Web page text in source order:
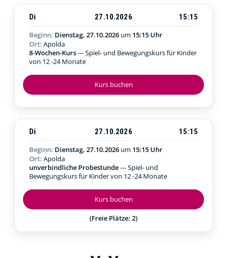
Kurs buchen
Di 27.10.2026
15:15
Beginn: Dienstag, 27.10.2026 um 15:15 Uhr
Ort: Apolda
8-Wochen-Kurs--- Spiel- und Bewegungskurs für Kinder
von 12 -24 Monate
Kurs buchen
(Freie Plätze: 2)
Di 27.10.2026
15:15
Beginn: Dienstag, 27.10.2026 um 15:15 Uhr
Ort: Apolda
unverbindliche Probestunde--- Spiel- und
Bewegungskurs für Kinder von 12 -24 Monate